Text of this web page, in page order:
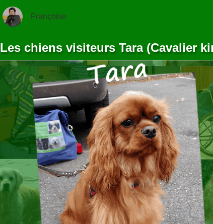
Françoise
Les chiens visiteurs Tara (Cavalier